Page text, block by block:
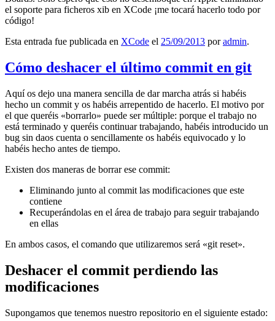
el soporte para ficheros xib en XCode ¡me tocará hacerlo todo por
código!
Esta entrada fue publicada en XCode el 25/09/2013 poradmin.
Cómo deshacer el último commit en git
Aquí os dejo una manera sencilla de dar marcha atrás si habéis
hecho un commit y os habéis arrepentido de hacerlo. El motivo por
el que queréis «borrarlo» puede ser múltiple: porque el trabajo no
está terminado y queréis continuar trabajando, habéis introducido un
bug sin daos cuenta o sencillamente os habéis equivocado y lo
habéis hecho antes de tiempo.
Existen dos maneras de borrar ese commit:
Eliminando junto al commit las modificaciones que este
contiene
Recuperándolas en el área de trabajo para seguir trabajando
en ellas
En ambos casos, el comando que utilizaremos será «git reset».
Deshacer el commit perdiendo las
modificaciones
Supongamos que tenemos nuestro repositorio en el siguiente estado: